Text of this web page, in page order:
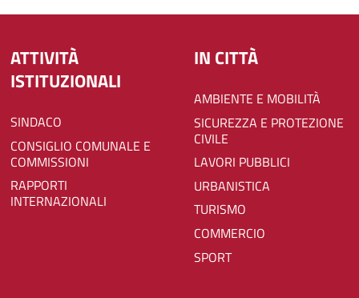
ATTIVITÀ
ISTITUZIONALI
SINDACO
CONSIGLIO COMUNALE E
COMMISSIONI
RAPPORTI
INTERNAZIONALI
IN CITTÀ
AMBIENTE E MOBILITÀ
SICUREZZA E PROTEZIONE
CIVILE
LAVORI PUBBLICI
URBANISTICA
TURISMO
COMMERCIO
SPORT